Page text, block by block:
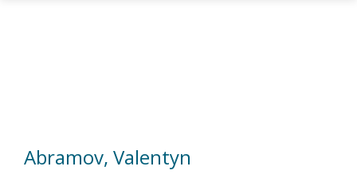
Abramov, Valentyn